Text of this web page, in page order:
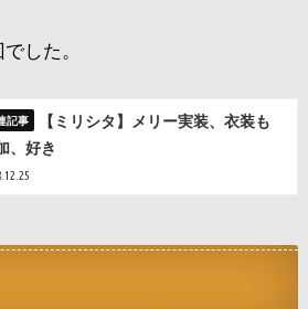
した。
【ミリシタ】メリー実装、衣装も
、好き